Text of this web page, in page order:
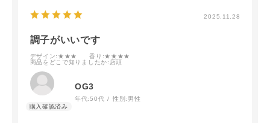
2025.11.28
調子がいいです
デザイン:★★★ 香り :★★★★
商品をどこで知りましたか:店頭
OG3
年代:50代 性別: 男性